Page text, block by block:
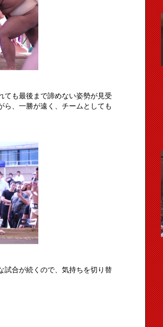
ても最後まで諦めない姿勢が見受
ら、一勝が遠く、チームとしても
試合が続くので、気持ちを切り替